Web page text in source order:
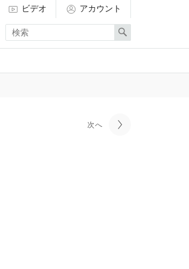
ビデオ アカウント
Enter
search
term
Search
次へ